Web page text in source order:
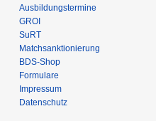
Ausbildungs­termine
GROI
SuRT
Match­sanktionierung
BDS-Shop
Formulare
Impressum
Datenschutz